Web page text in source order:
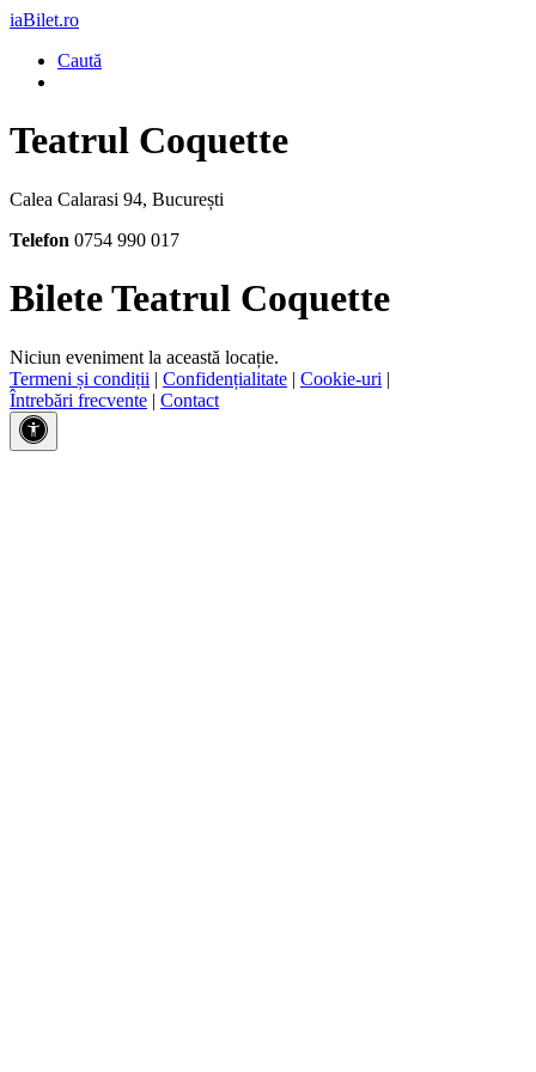
iaBilet.ro
Caută
Teatrul Coquette
Calea Calarasi 94, București
Telefon 0754 990 017
Bilete Teatrul Coquette
Niciun eveniment la această locație.
Termeni și condiții | Confidențialitate | Cookie-uri |
Întrebări frecvente | Contact